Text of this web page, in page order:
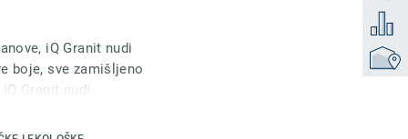
Dodati
iQ Granit nudi
boje, sve zamišljeno
Granit nudi
Nema